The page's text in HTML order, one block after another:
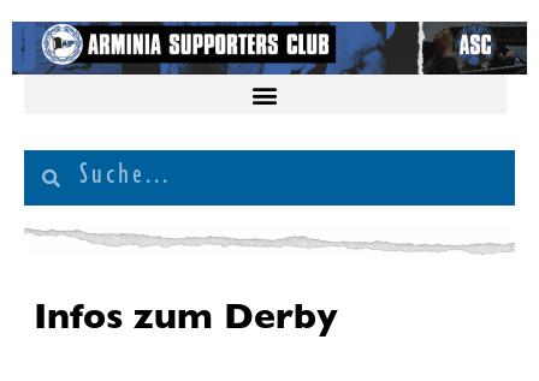
Infos zum Derby